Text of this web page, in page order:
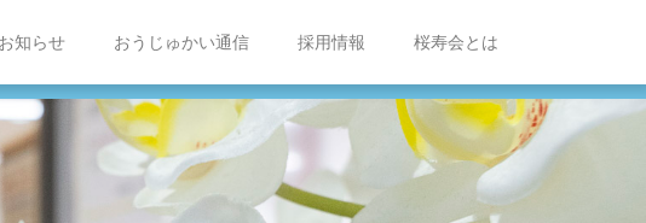
お知らせ おうじゅかい通信 採用情報 桜寿会とは